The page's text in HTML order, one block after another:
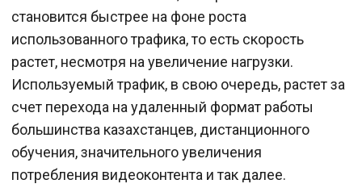
становится быстрее на фоне роста
использованного трафика, то есть скорость
растет, несмотря на увеличение нагрузки.
Используемый трафик, в свою очередь, растет за
счет перехода на удаленный формат работы
большинства казахстанцев, дистанционного
обучения, значительного увеличения
потребления видеоконтента и так далее.